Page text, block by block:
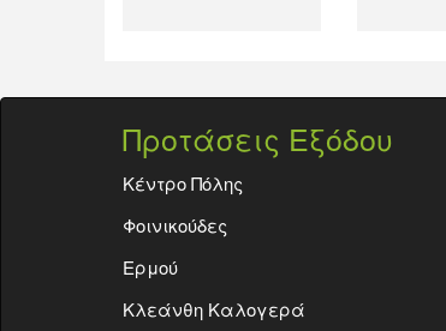
Προτάσεις Εξόδου
Κέντρο Πόλης
Φοινικούδες
Ερμού
Κλεάνθη Καλογερά